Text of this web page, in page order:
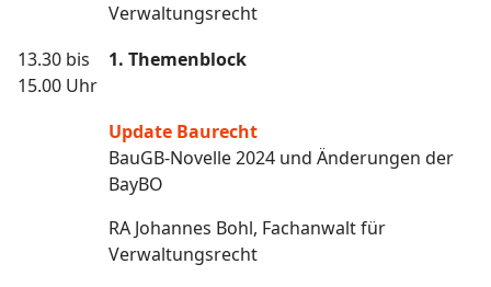
Verwaltungsrecht
13.30 bis
15.00 Uhr
1. Themenblock
Update Baurecht
BauGB-Novelle 2024 und Änderungen der
BayBO
RA Johannes Bohl, Fachanwalt für
Verwaltungsrecht